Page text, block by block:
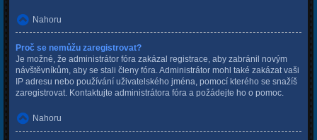
Nahoru
Proč se nemůžu zaregistrovat?
Je možné, že administrátor fóra zakázal registrace, aby zabránil novým
návštěvníkům, aby se stali členy fóra. Administrátor mohl také zakázat vaši
IP adresu nebo používání uživatelského jména, pomocí kterého se snažíš
zaregistrovat. Kontaktujte administrátora fóra a požádejte ho o pomoc.
Nahoru